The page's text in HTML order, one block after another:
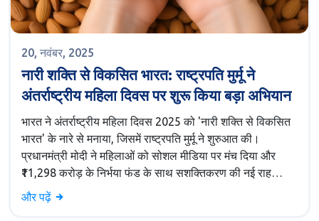
20, नवंबर, 2025
नारी शक्ति से विकसित भारत: राष्ट्रपति मुर्मू ने
अंतर्राष्ट्रीय महिला दिवस पर शुरू किया बड़ा अभियान
भारत ने अंतर्राष्ट्रीय महिला दिवस 2025 को 'नारी शक्ति से विकसित
भारत' के नारे से मनाया, जिसमें राष्ट्रपति मुर्मू ने शुरुआत की।
प्रधानमंत्री मोदी ने महिलाओं को सोशल मीडिया पर मंच दिया और
₹11,298 करोड़ के निर्भया फंड के साथ सशक्तिकरण की नई राह
दिखाई।
और पढ़ें